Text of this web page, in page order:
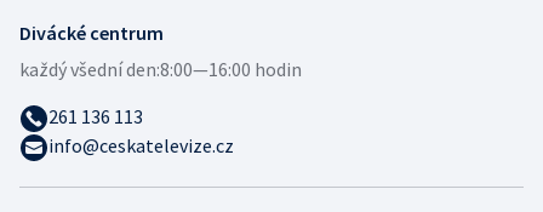
Divácké centrum
každý všední den:8:00—16:00 hodin
261 136 113
info@ceskatelevize.cz